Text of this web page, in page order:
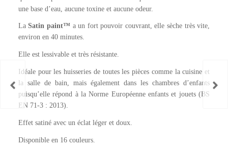
une base d’eau, aucune toxine et aucune odeur.
LaSatin paint™a un fort pouvoir couvrant, elle sèche très vite,
environ en 40 minutes.
Elle est lessivable et très résistante.
Idéale pour les huisseries de toutes les pièces comme la cuisine et
la salle de bain, mais également dans les chambres d’enfants
puisqu’elle répond à la Norme Européenne enfants et jouets (BS
EN 71-3 : 2013).
Effet satiné avec un éclat léger et doux.
Disponible en 16 couleurs.